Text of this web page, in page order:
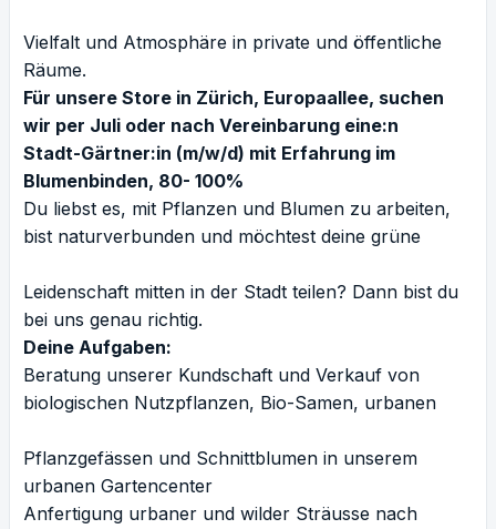
Vielfalt und Atmosphäre in private und öffentliche
Räume.
Für unsere Store in Zürich, Europaallee, suchen
wir per Juli oder nach Vereinbarung eine:n
Stadt-Gärtner:in (m/w/d) mit Erfahrung im
Blumenbinden, 80- 100%
Du liebst es, mit Pflanzen und Blumen zu arbeiten,
bist naturverbunden und möchtest deine grüne
Leidenschaft mitten in der Stadt teilen? Dann bist du
bei uns genau richtig.
Deine Aufgaben:
Beratung unserer Kundschaft und Verkauf von
biologischen Nutzpflanzen, Bio-Samen, urbanen
Pflanzgefässen und Schnittblumen in unserem
urbanen Gartencenter
Anfertigung urbaner und wilder Sträusse nach